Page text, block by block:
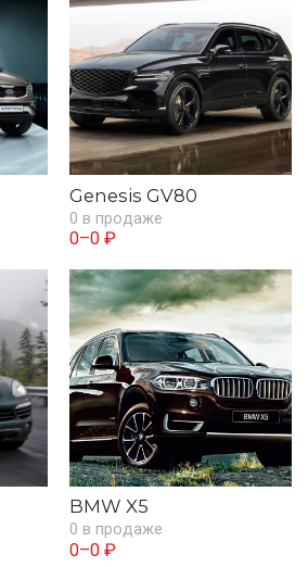
Genesis GV80
0 в продаже
0–0 ₽
BMW X5
0 в продаже
0–0 ₽